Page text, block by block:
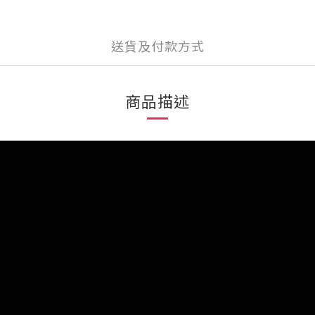
送貨及付款方式
商品描述